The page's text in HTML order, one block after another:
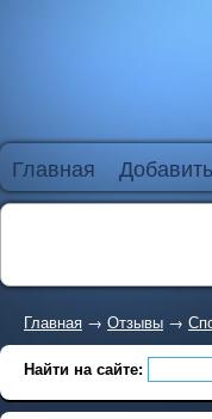
Главная
Главная → Отзывы →
Найти на сайте: